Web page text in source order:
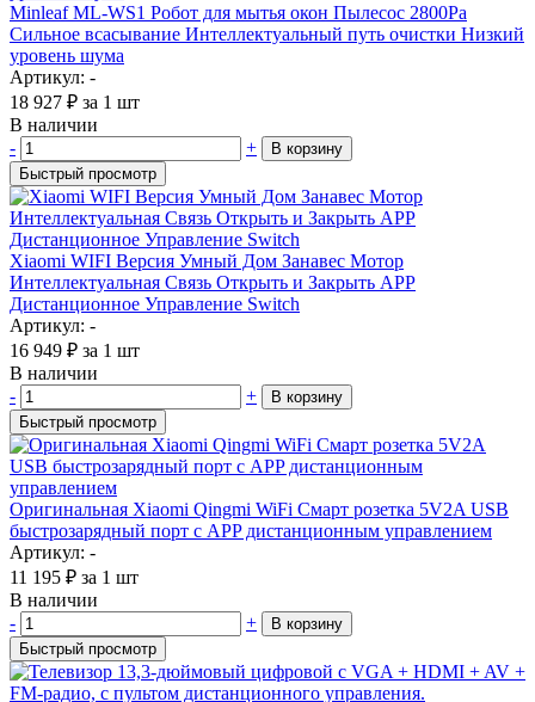
Minleaf ML-WS1 Робот для мытья окон Пылесос 2800Pa
Сильное всасывание Интеллектуальный путь очистки Низкий
уровень шума
Артикул: -
18 927 ₽ за 1 шт
В наличии
-
+
В корзину
Быстрый просмотр
Xiaomi WIFI Версия Умный Дом Занавес Мотор
Интеллектуальная Связь Открыть и Закрыть APP
Дистанционное Управление Switch
Артикул: -
16 949 ₽ за 1 шт
В наличии
-
+
В корзину
Быстрый просмотр
Оригинальная Xiaomi Qingmi WiFi Смарт розетка 5V2A USB
быстрозарядный порт с APP дистанционным управлением
Артикул: -
11 195 ₽ за 1 шт
В наличии
-
+
В корзину
Быстрый просмотр